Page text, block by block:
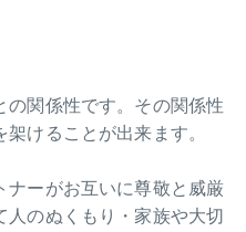
の関係性です。その関係性
けることが出来ます。
ナーがお互いに尊敬と威厳
人のぬくもり・家族や大切